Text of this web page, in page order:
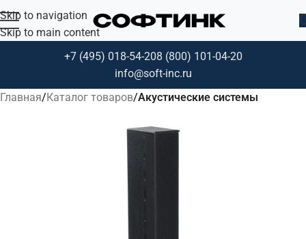
Skip to navigation
Skip to main content
+7 (495) 018-54-208 (800) 101-04-20
info@soft-inc.ru
Главная Каталог товаров Акустические системы